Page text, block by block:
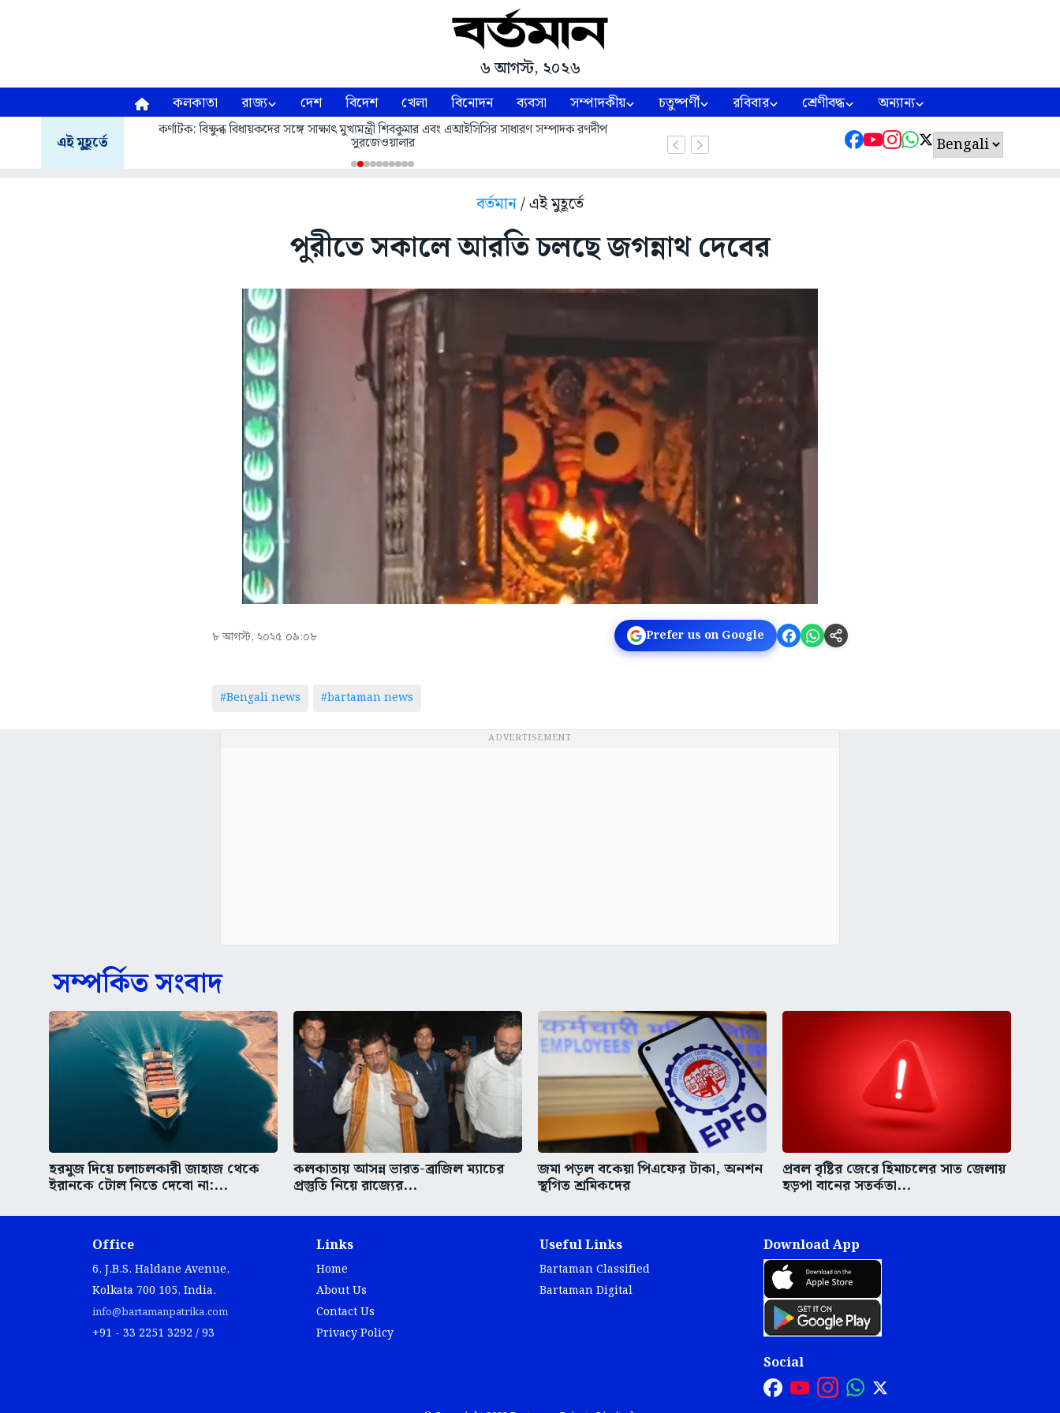
৬ আগস্ট, ২০২৬
কলকাতা রাজ্য দেশ বিদেশ খেলা বিনোদন ব্যবসা সম্পাদকীয় চতুষ্পর্ণী রবিবার শ্রেণীবদ্ধ অন্যান্য
এই মুহূর্তে
কর্ণাটক: বিক্ষুব্ধ বিধায়কদের সঙ্গে সাক্ষাৎ মুখ্যমন্ত্রী শিবকুমার এবং এআইসিসির সাধারণ সম্পাদক রণদীপ
সুরজেওয়ালার
বর্তমান/ এই মুহূর্তে
পুরীতে সকালে আরতি চলছে জগন্নাথ দেবের
৮ আগস্ট, ২০২৫ ০৯:০৮ Prefer us on Google
#Bengali news #bartaman news
ADVERTISEMENT
সম্পর্কিত সংবাদ
হরমুজ দিয়ে চলাচলকারী জাহাজ থেকে
ইরানকে টোল নিতে দেবো না:...
কলকাতায় আসন্ন ভারত-ব্রাজিল ম্যাচের
প্রস্তুতি নিয়ে রাজ্যের...
জমা পড়ল বকেয়া পিএফের টাকা, অনশন
স্থগিত শ্রমিকদের
প্রবল বৃষ্টির জেরে হিমাচলের সাত জেলায়
হড়পা বানের সতর্কতা...
Office
6, J.B.S. Haldane Avenue,
Kolkata 700 105, India.
info@bartamanpatrika.com
+91 - 33 2251 3292 / 93
Links
Home
About Us
Contact Us
Privacy Policy
Useful Links
Bartaman Classified
Bartaman Digital
Download App
Social